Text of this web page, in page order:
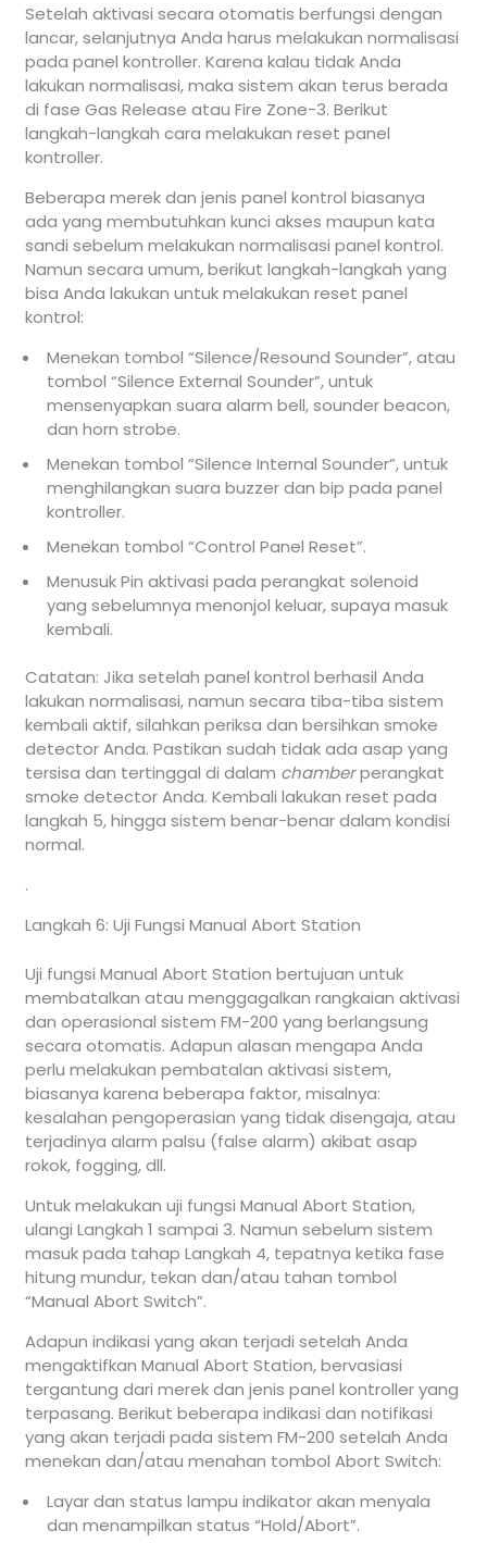
Setelah aktivasi secara otomatis berfungsi dengan
lancar, selanjutnya Anda harus melakukan normalisasi
pada panel kontroller. Karena kalau tidak Anda
lakukan normalisasi, maka sistem akan terus berada
di fase Gas Release atau Fire Zone-3. Berikut
langkah-langkah cara melakukan reset panel
kontroller.
Beberapa merek dan jenis panel kontrol biasanya
ada yang membutuhkan kunci akses maupun kata
sandi sebelum melakukan normalisasi panel kontrol.
Namun secara umum, berikut langkah-langkah yang
bisa Anda lakukan untuk melakukan reset panel
kontrol:
Menekan tombol “Silence/Resound Sounder”, atau
tombol “Silence External Sounder”, untuk
mensenyapkan suara alarm bell, sounder beacon,
dan horn strobe.
Menekan tombol “Silence Internal Sounder”, untuk
menghilangkan suara buzzer dan bip pada panel
kontroller.
Menekan tombol “Control Panel Reset”.
Menusuk Pin aktivasi pada perangkat solenoid
yang sebelumnya menonjol keluar, supaya masuk
kembali.
Catatan: Jika setelah panel kontrol berhasil Anda
lakukan normalisasi, namun secara tiba-tiba sistem
kembali aktif, silahkan periksa dan bersihkan smoke
detector Anda. Pastikan sudah tidak ada asap yang
tersisa dan tertinggal di dalam chamberperangkat
smoke detector Anda. Kembali lakukan reset pada
langkah 5, hingga sistem benar-benar dalam kondisi
normal.
.
Langkah 6: Uji Fungsi Manual Abort Station
Uji fungsi Manual Abort Station bertujuan untuk
membatalkan atau menggagalkan rangkaian aktivasi
dan operasional sistem FM-200 yang berlangsung
secara otomatis. Adapun alasan mengapa Anda
perlu melakukan pembatalan aktivasi sistem,
biasanya karena beberapa faktor, misalnya:
kesalahan pengoperasian yang tidak disengaja, atau
terjadinya alarm palsu (false alarm) akibat asap
rokok, fogging, dll.
Untuk melakukan uji fungsi Manual Abort Station,
ulangi Langkah 1 sampai 3. Namun sebelum sistem
masuk pada tahap Langkah 4, tepatnya ketika fase
hitung mundur, tekan dan/atau tahan tombol
“Manual Abort Switch”.
Adapun indikasi yang akan terjadi setelah Anda
mengaktifkan Manual Abort Station, bervasiasi
tergantung dari merek dan jenis panel kontroller yang
terpasang. Berikut beberapa indikasi dan notifikasi
yang akan terjadi pada sistem FM-200 setelah Anda
menekan dan/atau menahan tombol Abort Switch:
Layar dan status lampu indikator akan menyala
dan menampilkan status “Hold/Abort”.